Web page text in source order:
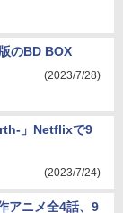
のBD BOX
(2023/7/28)
」Netflixで9
(2023/7/24)
アニメ全4話、9